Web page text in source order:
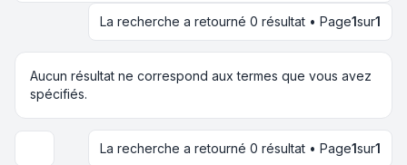
La recherche a retourné 0 résultat • Page1sur1
Aucun résultat ne correspond aux termes que vous avez
spécifiés.
Options d’affichage et de tri
La recherche a retourné 0 résultat • Page1sur1